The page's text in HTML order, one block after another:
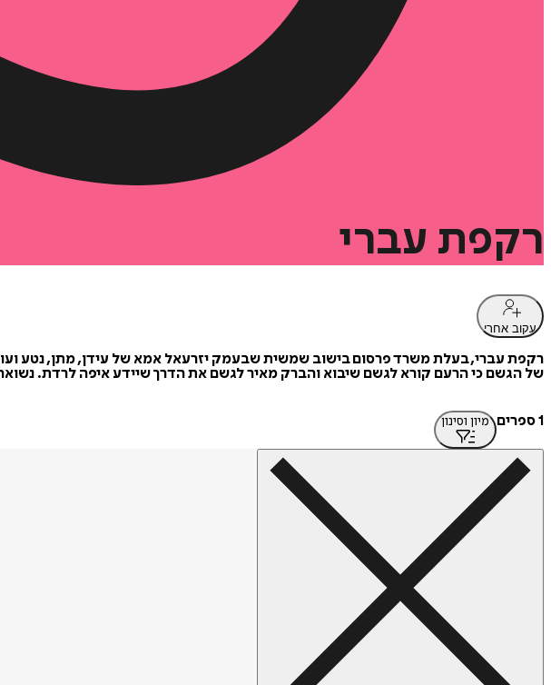
רקפת עברי
עקוב אחרי
רקפת עברי, בעלת משרד פרסום בישוב שמשית שבעמק יזרעאל אמא של עידן, מתן, נטע
של הגשם כי הרעם קורא לגשם שיבוא והברק מאיר לגשם את הדרך שיידע איפה לרדת. נשואה
1 ספרים מיון וסינון